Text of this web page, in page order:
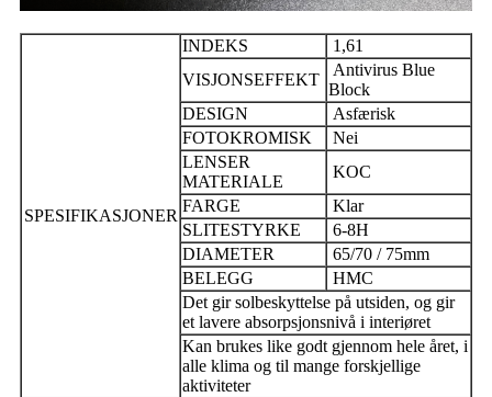
SPESIFIKASJONER
INDEKS
1,61
VISJONSEFFEKT
Antivirus Blue
Block
DESIGN
Asfærisk
FOTOKROMISK
Nei
LENSER
MATERIALE
KOC
FARGE
Klar
SLITESTYRKE
6-8H
DIAMETER
65/70 / 75mm
BELEGG
HMC
Det gir solbeskyttelse på utsiden, og gir
et lavere absorpsjonsnivå i interiøret
Kan brukes like godt gjennom hele året, i
alle klima og til mange forskjellige
aktiviteter